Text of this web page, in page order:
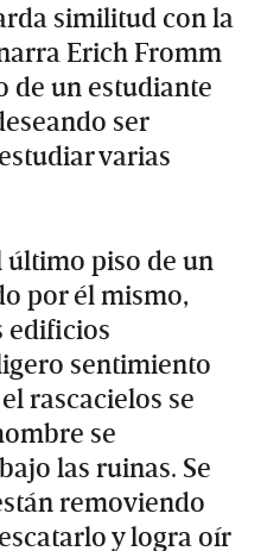
similitud con la
Erich Fromm
de un estudiante
ser
varias
último piso de un
por él mismo,
edificios
sentimiento
rascacielos se
se
las ruinas. Se
removiendo
y logra oír